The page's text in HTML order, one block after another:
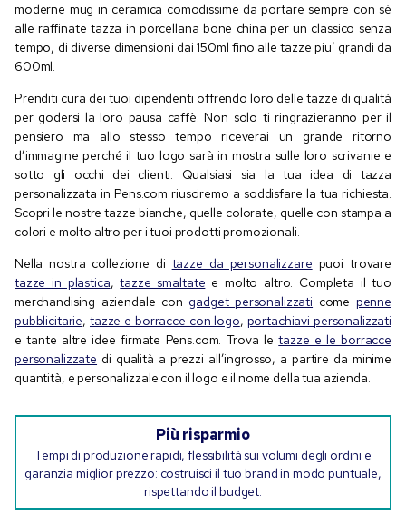
moderne mug in ceramica comodissime da portare sempre con sé
alle raffinate tazza in porcellana bone china per un classico senza
tempo, di diverse dimensioni dai 150ml fino alle tazze piu’ grandi da
600ml.
Prenditi cura dei tuoi dipendenti offrendo loro delle tazze di qualità
per godersi la loro pausa caffè. Non solo ti ringrazieranno per il
pensiero ma allo stesso tempo riceverai un grande ritorno
d’immagine perché il tuo logo sarà in mostra sulle loro scrivanie e
sotto gli occhi dei clienti. Qualsiasi sia la tua idea di tazza
personalizzata in Pens.com riusciremo a soddisfare la tua richiesta.
Scopri le nostre tazze bianche, quelle colorate, quelle con stampa a
colori e molto altro per i tuoi prodotti promozionali.
Nella nostra collezione di tazze da personalizzare puoi trovare
tazze in plastica,tazze smaltate e molto altro. Completa il tuo
merchandising aziendale con gadget personalizzati come penne
pubblicitarie, tazze e borracce con logo, portachiavi personalizzati
e tante altre idee firmate Pens.com. Trova letazze e le borracce
personalizzate di qualità a prezzi all’ingrosso, a partire da minime
quantità, e personalizzale con il logo e il nome della tua azienda.
Più risparmio
Tempi di produzione rapidi, flessibilità sui volumi degli ordini e
garanzia miglior prezzo: costruisci il tuo brand in modo puntuale,
rispettando il budget.